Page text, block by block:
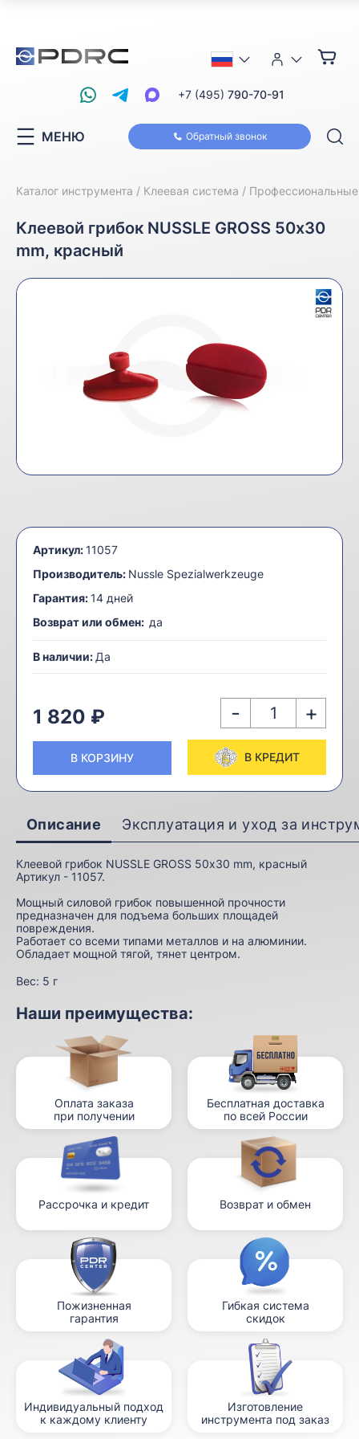
Обратный звонок
+7 (495) 790-70-91
МЕНЮ
Каталог инструмента Клеевая система Профессиональные
Клеевой грибок NUSSLE GROSS 50х30
mm, красный
Артикул: 11057
Производитель: Nussle Spezialwerkzeuge
Гарантия: 14 дней
Возврат или обмен: да
В наличии: Да
1 820 ₽ - +
В КОРЗИНУ В КРЕДИТ
Описание Эксплуатация и уход за
Клеевой грибок NUSSLE GROSS 50х30 mm, красный
Артикул - 11057.
Мощный силовой грибок повышенной прочности
предназначен для подъема больших площадей
повреждения.
Работает со всеми типами металлов и на алюминии.
Обладает мощной тягой, тянет центром.
Вес: 5 г
Наши преимущества:
Оплата заказа
при получении
Бесплатная доставка
по всей России
Рассрочка и кредит Возврат и обмен
Пожизненная
гарантия
Гибкая система
скидок
Индивидуальный подход
к каждому клиенту
Изготовление
инструмента под заказ